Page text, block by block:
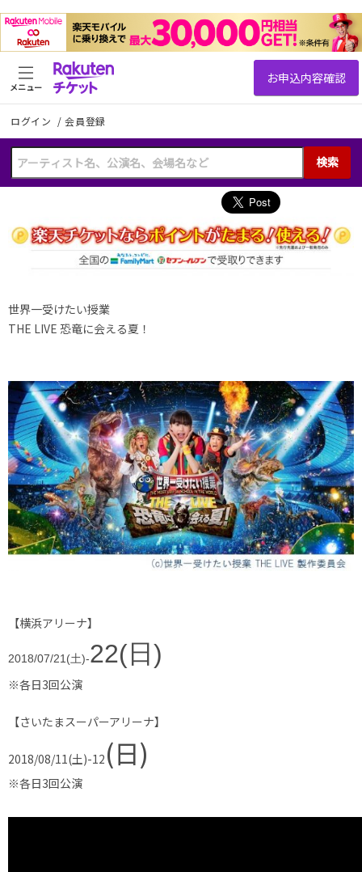
ログイン /会員登録
検索
メニュー
世界一受けたい授業
THE LIVE 恐竜に会える夏！
【横浜アリーナ】
2018/07/21(土)-22(日)
※各日3回公演
【さいたまスーパーアリーナ】
2018/08/11(土)-12 (日)
※各日3回公演